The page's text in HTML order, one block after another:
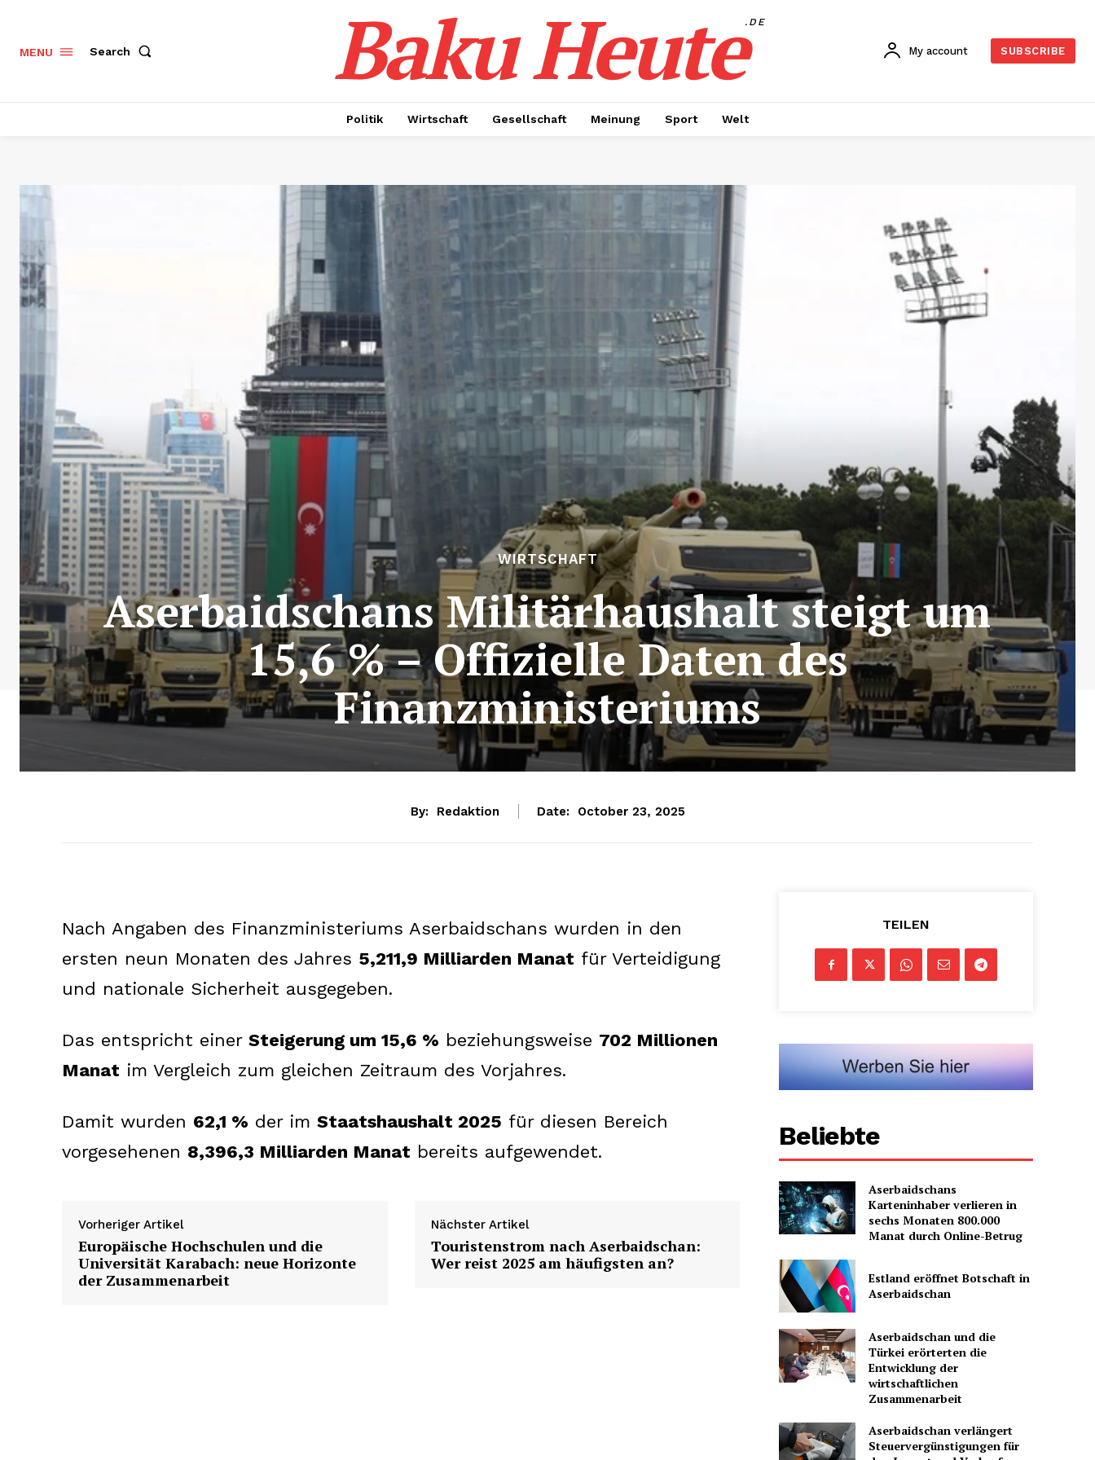
MENU Search Baku Heute.DE
My account SUBSCRIBE
Politik Wirtschaft Gesellschaft Meinung Sport Welt
WIRTSCHAFT
Aserbaidschans Militärhaushalt steigt um
15,6 % – Offizielle Daten des
Finanzministeriums
By: Redaktion Date: October 23, 2025
Nach Angaben des Finanzministeriums Aserbaidschans wurden in den
ersten neun Monaten des Jahres 5,211,9 Milliarden Manat für Verteidigung
und nationale Sicherheit ausgegeben.
Das entspricht einer Steigerung um 15,6 % beziehungsweise 702 Millionen
Manat im Vergleich zum gleichen Zeitraum des Vorjahres.
Damit wurden 62,1 % der im Staatshaushalt 2025 für diesen Bereich
vorgesehenen 8,396,3 Milliarden Manat bereits aufgewendet.
Vorheriger Artikel
Europäische Hochschulen und die
Universität Karabach: neue Horizonte
der Zusammenarbeit
Nächster Artikel
Touristenstrom nach Aserbaidschan:
Wer reist 2025 am häufigsten an?
TEILEN
Beliebte
Aserbaidschans
Karteninhaber verlieren in
sechs Monaten 800.000
Manat durch Online-Betrug
Estland eröffnet Botschaft in
Aserbaidschan
Aserbaidschan und die
Türkei erörterten die
Entwicklung der
wirtschaftlichen
Zusammenarbeit
Aserbaidschan verlängert
Steuervergünstigungen für